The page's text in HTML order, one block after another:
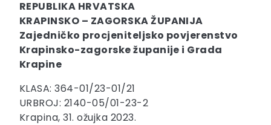
REPUBLIKA HRVATSKA
KRAPINSKO – ZAGORSKA ŽUPANIJA
Zajedničko procjeniteljsko povjerenstvo
Krapinsko-zagorske županije i Grada
Krapine
KLASA: 364-01/23-01/21
URBROJ: 2140-05/01-23-2
Krapina, 31. ožujka 2023.